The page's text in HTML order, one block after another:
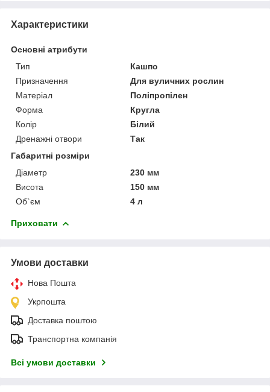
Характеристики
Основні атрибути
Тип
Кашпо
Призначення
Для вуличних рослин
Матеріал
Поліпропілен
Форма
Кругла
Колір
Білий
Дренажні отвори
Так
Габаритні розміри
Діаметр
230 мм
Висота
150 мм
Об`єм
4 л
Приховати
Умови доставки
Нова Пошта
Укрпошта
Доставка поштою
Транспортна компанія
Всі умови доставки